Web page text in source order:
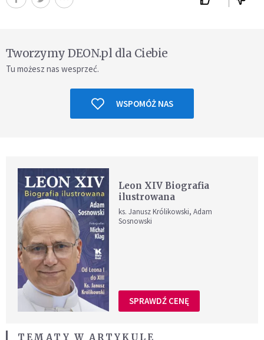
Tworzymy DEON.pl dla Ciebie
Tu możesz nas wesprzeć.
WSPOMÓŻ NAS
Leon XIV Biografia
ilustrowana
ks. Janusz Królikowski, Adam
Sosnowski
SPRAWDŹ CENĘ
TEMATY W ARTYKULE